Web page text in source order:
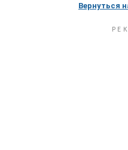
Вернуться